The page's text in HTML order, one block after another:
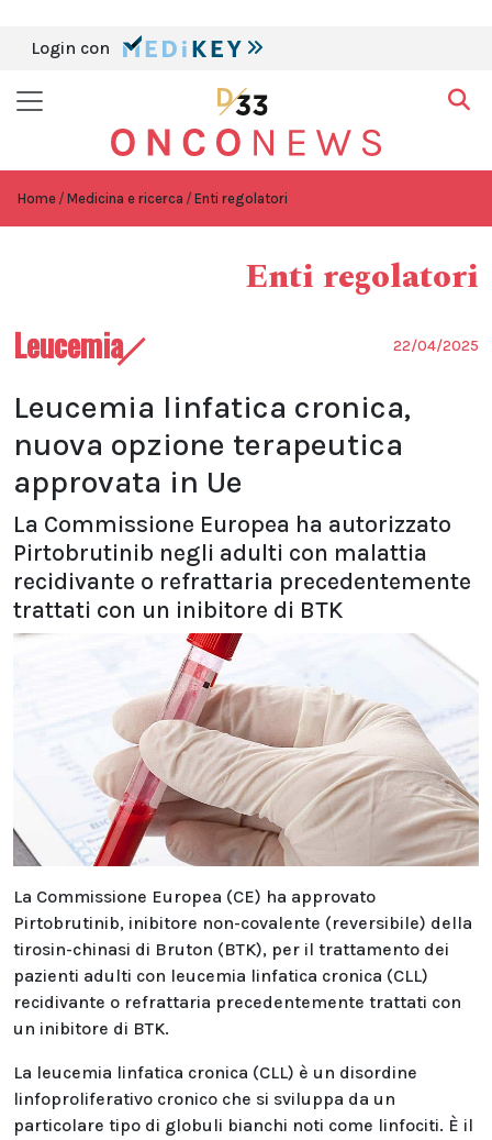
Login con
Home Medicina e ricerca Enti regolatori
Enti regolatori
Leucemia 22/04/2025
Leucemia linfatica cronica,
nuova opzione terapeutica
approvata in Ue
La Commissione Europea ha autorizzato
Pirtobrutinib negli adulti con malattia
recidivante o refrattaria precedentemente
trattati con un inibitore di BTK
La Commissione Europea (CE) ha approvato
Pirtobrutinib, inibitore non-covalente (reversibile) della
tirosin-chinasi di Bruton (BTK), per il trattamento dei
pazienti adulti con leucemia linfatica cronica (CLL)
recidivante o refrattaria precedentemente trattati con
un inibitore di BTK.
La leucemia linfatica cronica (CLL) è un disordine
linfoproliferativo cronico che si sviluppa da un
particolare tipo di globuli bianchi noti come linfociti. È il